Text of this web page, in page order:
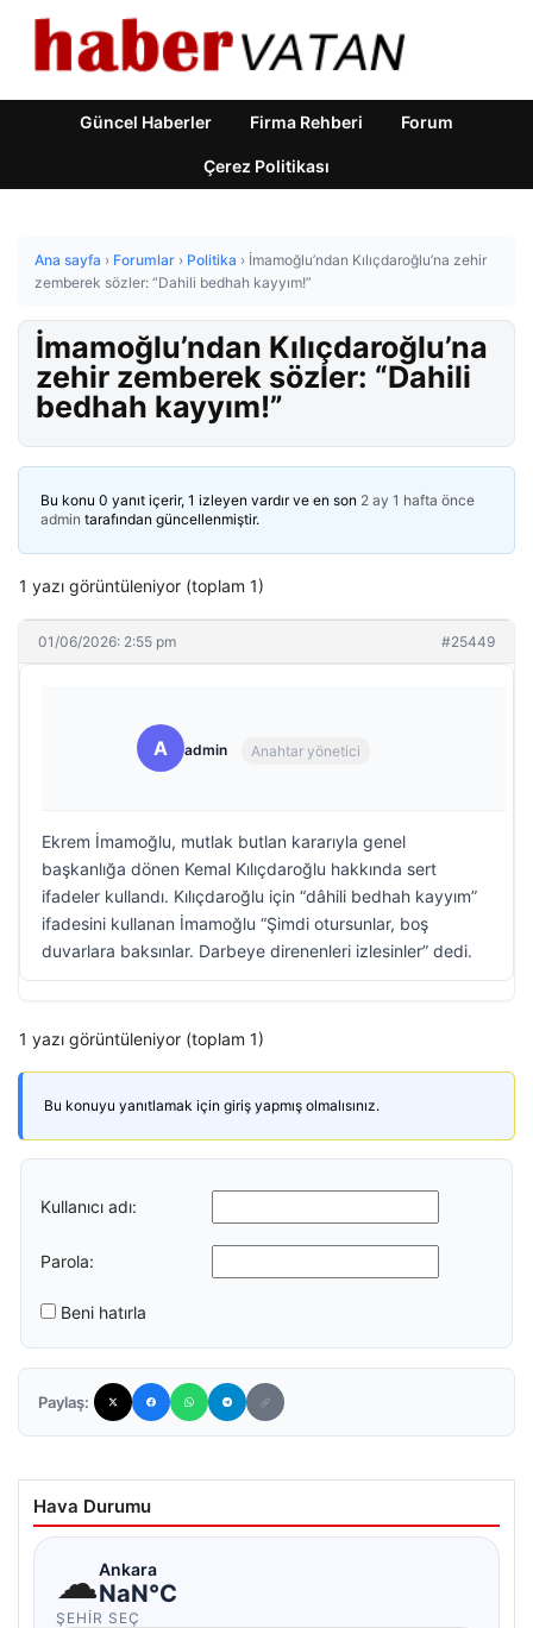
Güncel Haberler Firma Rehberi Forum
Çerez Politikası
Ana sayfa › Forumlar › Politika › İmamoğlu’ndan Kılıçdaroğlu’na zehir
zemberek sözler: “Dahili bedhah kayyım!”
İmamoğlu’ndan Kılıçdaroğlu’na
zehir zemberek sözler: “Dahili
bedhah kayyım!”
Bu konu 0 yanıt içerir, 1 izleyen vardır ve en son 2 ay 1 hafta önce
admin tarafından güncellenmiştir.
1 yazı görüntüleniyor (toplam 1)
01/06/2026: 2:55 pm #25449
A admin Anahtar yönetici
Ekrem İmamoğlu, mutlak butlan kararıyla genel
başkanlığa dönen Kemal Kılıçdaroğlu hakkında sert
ifadeler kullandı. Kılıçdaroğlu için “dâhili bedhah kayyım”
ifadesini kullanan İmamoğlu “Şimdi otursunlar, boş
duvarlara baksınlar. Darbeye direnenleri izlesinler” dedi.
1 yazı görüntüleniyor (toplam 1)
Bu konuyu yanıtlamak için giriş yapmış olmalısınız.
Kullanıcı adı:
Parola:
Beni hatırla
Paylaş:
Hava Durumu
☁Ankara
NaN°C
ŞEHIR SEÇ